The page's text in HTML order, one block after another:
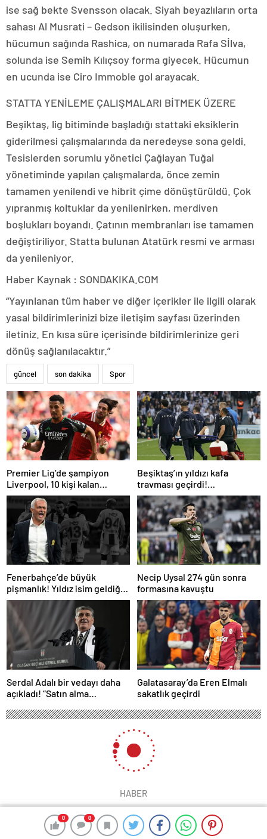
0 0
0 0
ise sağ bekte Svensson olacak. Siyah beyazlıların orta
sahası Al Musrati – Gedson ikilisinden oluşurken,
hücumun sağında Rashica, on numarada Rafa Sİlva,
solunda ise Semih Kılıçsoy forma giyecek. Hücumun
en ucunda ise Ciro Immoble gol arayacak.
STATTA YENİLEME ÇALIŞMALARI BİTMEK ÜZERE
Beşiktaş, lig bitiminde başladığı stattaki eksiklerin
giderilmesi çalışmalarında da neredeyse sona geldi.
Tesislerden sorumlu yönetici Çağlayan Tuğal
yönetiminde yapılan çalışmalarda, önce zemin
tamamen yenilendi ve hibrit çime dönüştürüldü. Çok
yıpranmış koltuklar da yenilenirken, merdiven
boşlukları boyandı. Çatının membranları ise tamamen
değiştiriliyor. Statta bulunan Atatürk resmi ve arması
da yenileniyor.
Haber Kaynak : SONDAKIKA.COM
“Yayınlanan tüm haber ve diğer içerikler ile ilgili olarak
yasal bildirimlerinizi bize iletişim sayfası üzerinden
iletiniz. En kısa süre içerisinde bildirimlerinize geri
dönüş sağlanılacaktır.”
güncel son dakika Spor
Premier Lig’de şampiyon
Liverpool, 10 kişi kalan
Arsenal’e takıldı
Beşiktaş’ın yıldızı kafa
travması geçirdi!
Beşiktaş’tan açıklama geldi…
Fenerbahçe’de büyük
pişmanlık! Yıldız isim geldiği
gibi gidiyor…
Necip Uysal 274 gün sonra
formasına kavuştu
Serdal Adalı bir vedayı daha
açıkladı! “Satın alma
Galatasaray’da Eren Elmalı
sakatlık geçirdi
HABER